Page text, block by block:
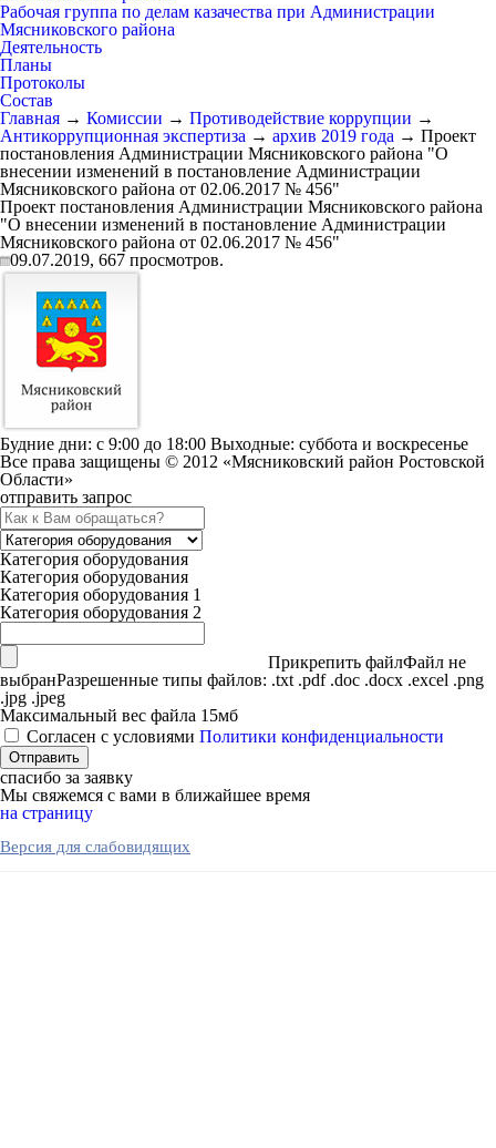
Рабочая группа по делам казачества при Администрации
Мясниковского района
Деятельность
Планы
Протоколы
Состав
Главная → Комиссии → Противодействие коррупции →
Антикоррупционная экспертиза → архив 2019 года → Проект
постановления Администрации Мясниковского района "О
внесении изменений в постановление Администрации
Мясниковского района от 02.06.2017 № 456"
Проект постановления Администрации Мясниковского района
"О внесении изменений в постановление Администрации
Мясниковского района от 02.06.2017 № 456"
09.07.2019, 667 просмотров.
Будние дни: c 9:00 до 18:00 Выходные: суббота и воскресенье
Все права защищены © 2012 «Мясниковский район Ростовской
Области»
отправить запрос
Категория оборудования
Категория оборудования
Категория оборудования 1
Категория оборудования 2
Прикрепить файлФайл не
выбранРазрешенные типы файлов: .txt .pdf .doc .docx .excel .png
.jpg .jpeg
Максимальный вес файла 15мб
Согласен с условиями Политики конфиденциальности
спасибо за заявку
Мы свяжемся с вами в ближайшее время
на страницу
Версия для слабовидящих